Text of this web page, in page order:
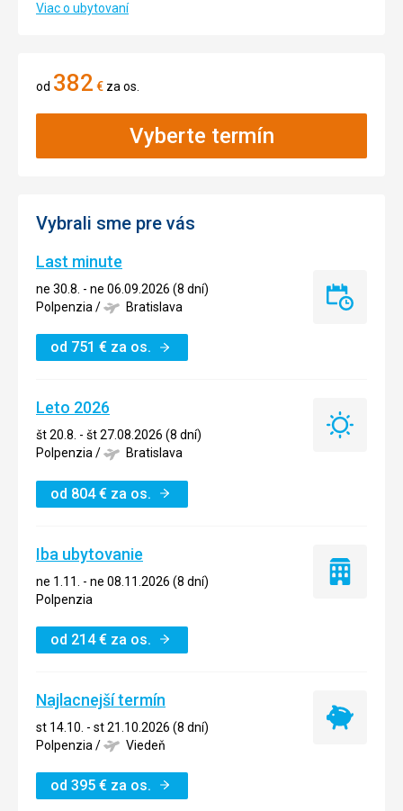
Viac o ubytovaní
od 382 € za os.
Vyberte termín
Vybrali sme pre vás
Last minute
ne 30.8. - ne 06.09.2026 (8 dní)
Polpenzia/ Bratislava
od 751 € za os.
Last
Leto 2026
št 20.8. - št 27.08.2026 (8 dní)
Polpenzia/ Bratislava
od 804€ za os.
Leto
Iba ubytovanie
ne 1.11. - ne 08.11.2026 (8 dní)
Polpenzia
od 214€ za os.
Iba
Najlacnejší termín
st 14.10. - st 21.10.2026 (8 dní)
Polpenzia / Viedeň
od 395 € za os.
Najlacnejší